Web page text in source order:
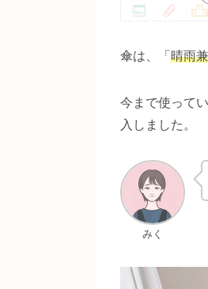
傘は、「 晴雨
今まで使って
入しました。
みく